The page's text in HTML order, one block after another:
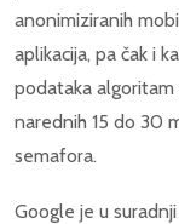
anonimiziranih
aplikacija, pa čak i
podataka
narednih 15 do 30
semafora.
Google je u